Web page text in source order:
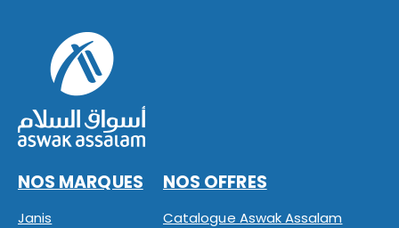
NOS MARQUES
Janis
NOS OFFRES
Catalogue Aswak Assalam